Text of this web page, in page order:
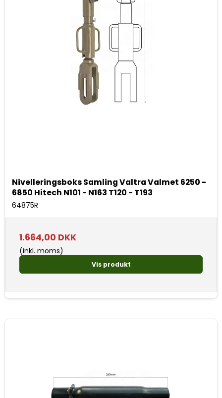
Nivelleringsboks Samling Valtra Valmet 6250 -
6850 Hitech N101 - N163 T120 - T193
64875R
1.664,00 DKK
(inkl. moms)
Vis produkt